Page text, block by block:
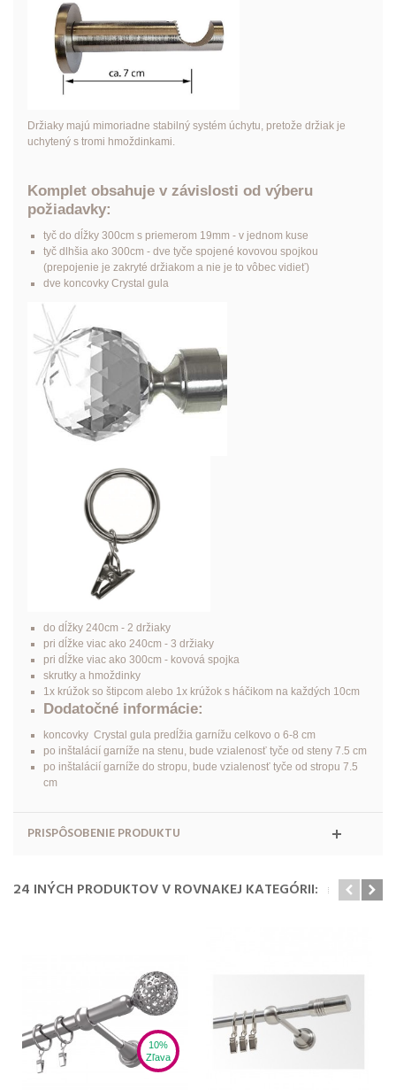
Držiaky majú mimoriadne stabilný systém úchytu, pretože držiak je
uchytený s tromi hmoždinkami.
Komplet obsahuje v závislosti od výberu
požiadavky:
tyč do dĺžky 300cm s priemerom 19mm - v jednom kuse
tyč dlhšia ako 300cm - dve tyče spojené kovovou spojkou
(prepojenie je zakryté držiakom a nie je to vôbec vidieť)
dve koncovky Crystal gula
do dĺžky 240cm - 2 držiaky
pri dĺžke viac ako 240cm - 3 držiaky
pri dĺžke viac ako 300cm - kovová spojka
skrutky a hmoždinky
1x krúžok so štipcom alebo 1x krúžok s háčikom na každých 10cm
Dodatočné informácie:
koncovky Crystal gula predĺžia garnížu celkovo o 6-8 cm
po inštalácií garníže na stenu, bude vzialenosť tyče od steny 7.5 cm
po inštalácií garníže do stropu, bude vzialenosť tyče od stropu 7.5
cm
PRISPÔSOBENIE PRODUKTU
24 INÝCH PRODUKTOV V ROVNAKEJ KATEGÓRII:
10%
Zľava